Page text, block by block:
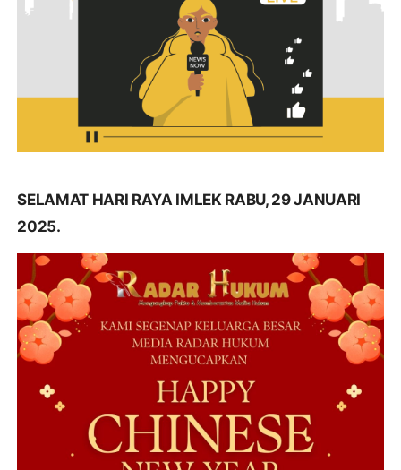
SELAMAT HARI RAYA IMLEK RABU, 29 JANUARI
2025.